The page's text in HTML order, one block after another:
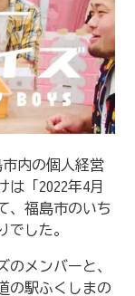
内の個人経営
は「2022年4月
、福島市のいち
でした。
のメンバーと、
の駅ふくしまの